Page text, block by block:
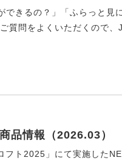
できるの？」「ふらっと
質問をよくいただくので、
情報（2026.03）
フト2025」にて実施した